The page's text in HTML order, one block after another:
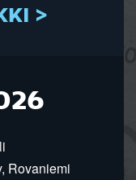
>
Rovaniemi